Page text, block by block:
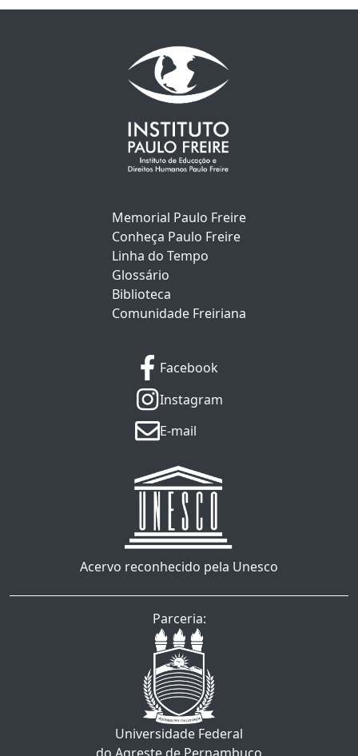
Memorial Paulo Freire
Conheça Paulo Freire
Linha do Tempo
Glossário
Biblioteca
Comunidade Freiriana
Facebook
Instagram
E-mail
Acervo reconhecido pela Unesco
Parceria:
Universidade Federal